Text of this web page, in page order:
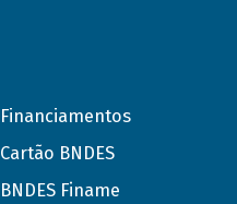
Financiamentos
Cartão BNDES
BNDES Finame